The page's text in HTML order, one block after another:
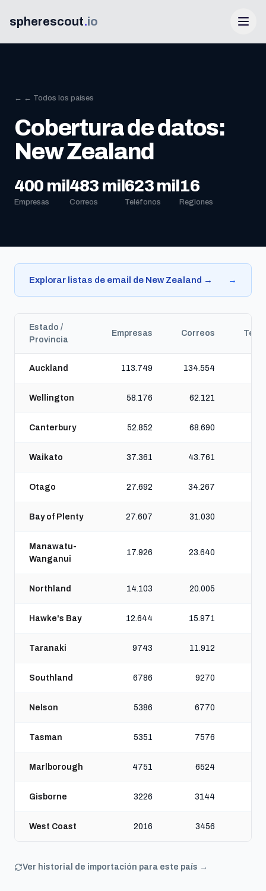
spherescout.io
Iniciar Sesión
Obtén 100 leads gratis
← ← Todos los países
Cobertura de datos:
New Zealand
400 mil
Empresas
483 mil
Correos
623 mil
Teléfonos
16
Regiones
Explorar listas de email de New Zealand → →
Estado /
Provincia
Empresas Correos
Auckland 113.749 134.554
Wellington 58.176 62.121
Canterbury 52.852 68.690
Waikato 37.361 43.761
Otago 27.692 34.267
Bay of Plenty 27.607 31.030
Manawatu-
Wanganui
17.926 23.640
Northland 14.103 20.005
Hawke's Bay 12.644 15.971
Taranaki 9743 11.912
Southland 6786 9270
Nelson 5386 6770
Tasman 5351 7576
Marlborough 4751 6524
Gisborne 3226 3144
West Coast 2016 3456
Ver historial de importación para este país →